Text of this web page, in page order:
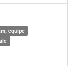
equipe